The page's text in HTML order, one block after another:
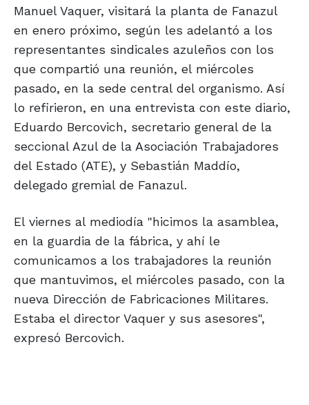
Manuel Vaquer, visitará la planta de Fanazul
en enero próximo, según les adelantó a los
representantes sindicales azuleños con los
que compartió una reunión, el miércoles
pasado, en la sede central del organismo. Así
lo refirieron, en una entrevista con este diario,
Eduardo Bercovich, secretario general de la
seccional Azul de la Asociación Trabajadores
del Estado (ATE), y Sebastián Maddío,
delegado gremial de Fanazul.
El viernes al mediodía "hicimos la asamblea,
en la guardia de la fábrica, y ahí le
comunicamos a los trabajadores la reunión
que mantuvimos, el miércoles pasado, con la
nueva Dirección de Fabricaciones Militares.
Estaba el director Vaquer y sus asesores",
expresó Bercovich.